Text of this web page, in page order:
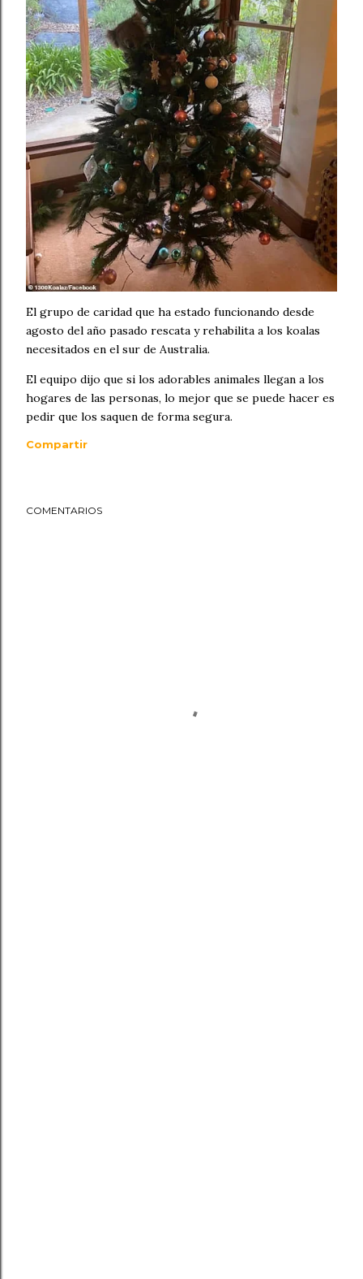
El grupo de caridad que ha estado funcionando desde
agosto del año pasado rescata y rehabilita a los koalas
necesitados en el sur de Australia.
El equipo dijo que si los adorables animales llegan a los
hogares de las personas, lo mejor que se puede hacer es
pedir que los saquen de forma segura.
Compartir
COMENTARIOS